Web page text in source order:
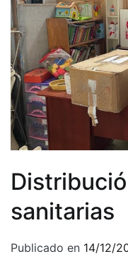
sanitarias
Publicado en 14/12/